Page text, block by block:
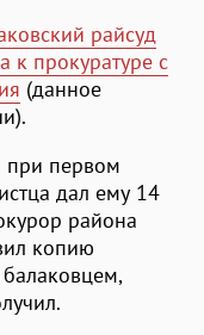
райсуд
к прокуратуре с
(данное
при первом
дал ему 14
района
копию